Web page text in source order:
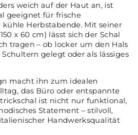
weich auf der Haut an, ist
geeignet für frische
Herbstabende. Mit seiner
x 60 cm) lässt sich der Schal
tragen – ob locker um den Hals
gelegt oder als lässiges
macht ihn zum idealen
das Büro oder entspannte
ist nicht nur funktional,
Statement – stilvoll,
Handwerksqualität